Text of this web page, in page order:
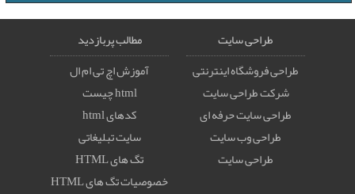
طراحی سایت
طراحی فروشگاه اینترنتی
شرکت طراحی سایت
طراحی سایت حرفه ای
طراحی وب سایت
طراحی سایت
مطالب پربازدید
آموزش اچ تی ام ال
html چیست
کدهای html
سایت تبلیغاتی
تگ های HTML
خصوصيات تگ های HTML